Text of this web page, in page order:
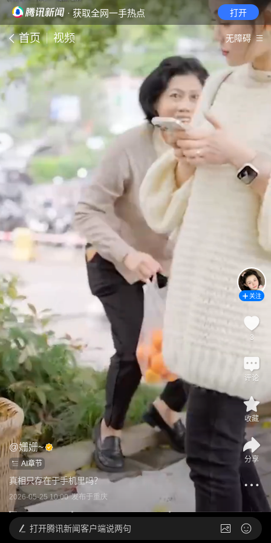
· 获取全网一手热点 打开
首页 视频 无障碍
@姗姗~
AI章节
真相只存在于手机里吗？
2026-05-25 10:00 发布于重庆
关注
3
评论
收藏
分享
打开腾讯新闻客户端说两句